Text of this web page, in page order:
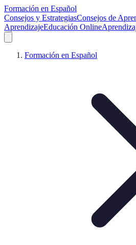
Formación en Español
Consejos y EstrategiasConsejos de
AprendizajeEducación Online
Formación en Español